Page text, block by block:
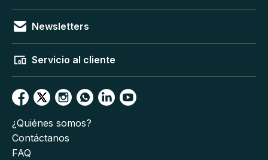
Newsletters
Servicio al cliente
¿Quiénes somos?
Contáctanos
FAQ